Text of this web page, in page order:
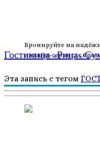
Бронируйте на
онлайн-сервисах
Гостиница «Рица»
Эта запись с тегом